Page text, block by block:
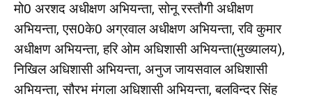
मो0 अरशद अधीक्षण अभियन्ता, सोनू रस्तौगी अधीक्षण
अभियन्ता, एस0के0 अग्रवाल अधीक्षण अभियन्ता, रवि कुमार
अधीक्षण अभियन्ता, हरि ओम अधिशासी अभियन्ता(मुख्यालय),
निखिल अधिशासी अभियन्ता, अनुज जायसवाल अधिशासी
अभियन्ता, सौरभ मंगला अधिशासी अभियन्ता, बलविन्दर सिंह